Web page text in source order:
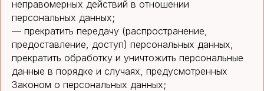
неправомерных действий в отношении
персональных данных;
— прекратить передачу (распространение,
предоставление, доступ) персональных данных,
прекратить обработку и уничтожить персональные
данные в порядке и случаях, предусмотренных
Законом о персональных данных;